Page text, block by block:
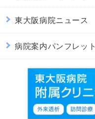
東大阪病院ニュース
病院案内パンフレット